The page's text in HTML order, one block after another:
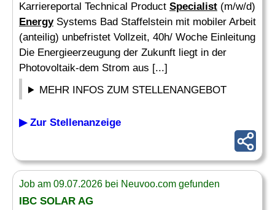
Karriereportal Technical Product Specialist (m/w/d)
EnergySystems Bad Staffelstein mit mobiler Arbeit
(anteilig) unbefristet Vollzeit, 40h/ Woche Einleitung
Die Energieerzeugung der Zukunft liegt in der
Photovoltaik-dem Strom aus [...]
MEHR INFOS ZUM STELLENANGEBOT
▶ Zur Stellenanzeige
Job am 09.07.2026 bei Neuvoo.com gefunden
IBC SOLAR AG